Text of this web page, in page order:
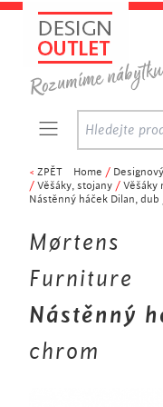
< ZPĚT Home /
/ Věšáky, stojany / Věšáky
Nástěnný háček Dilan,
Mørtens
Furniture
Nástěnný
chrom